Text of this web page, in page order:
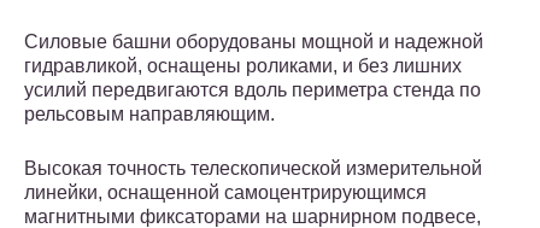
Силовые башни оборудованы мощной и надежной
гидравликой, оснащены роликами, и без лишних
усилий передвигаются вдоль периметра стенда по
рельсовым направляющим.
Высокая точность телескопической измерительной
линейки, оснащенной самоцентрирующимся
магнитными фиксаторами на шарнирном подвесе,